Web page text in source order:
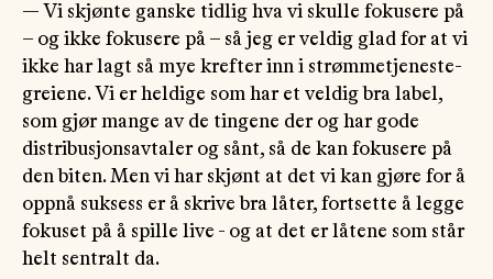
— Vi skjønte ganske tidlig hva vi skulle fokusere på
– og ikke fokusere på – så jeg er veldig glad for at vi
ikke har lagt så mye krefter inn i strømmetjeneste-
greiene. Vi er heldige som har et veldig bra label,
som gjør mange av de tingene der og har gode
distribusjonsavtaler og sånt, så de kan fokusere på
den biten. Men vi har skjønt at det vi kan gjøre for å
oppnå suksess er å skrive bra låter, fortsette å legge
fokuset på å spille live - og at det er låtene som står
helt sentralt da.